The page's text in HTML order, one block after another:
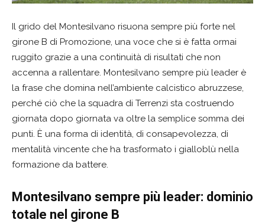
Il grido del Montesilvano risuona sempre più forte nel
girone B di Promozione, una voce che si è fatta ormai
ruggito grazie a una continuità di risultati che non
accenna a rallentare. Montesilvano sempre più leader è
la frase che domina nell’ambiente calcistico abruzzese,
perché ciò che la squadra di Terrenzi sta costruendo
giornata dopo giornata va oltre la semplice somma dei
punti. È una forma di identità, di consapevolezza, di
mentalità vincente che ha trasformato i gialloblù nella
formazione da battere.
Montesilvano sempre più leader: dominio
totale nel girone B